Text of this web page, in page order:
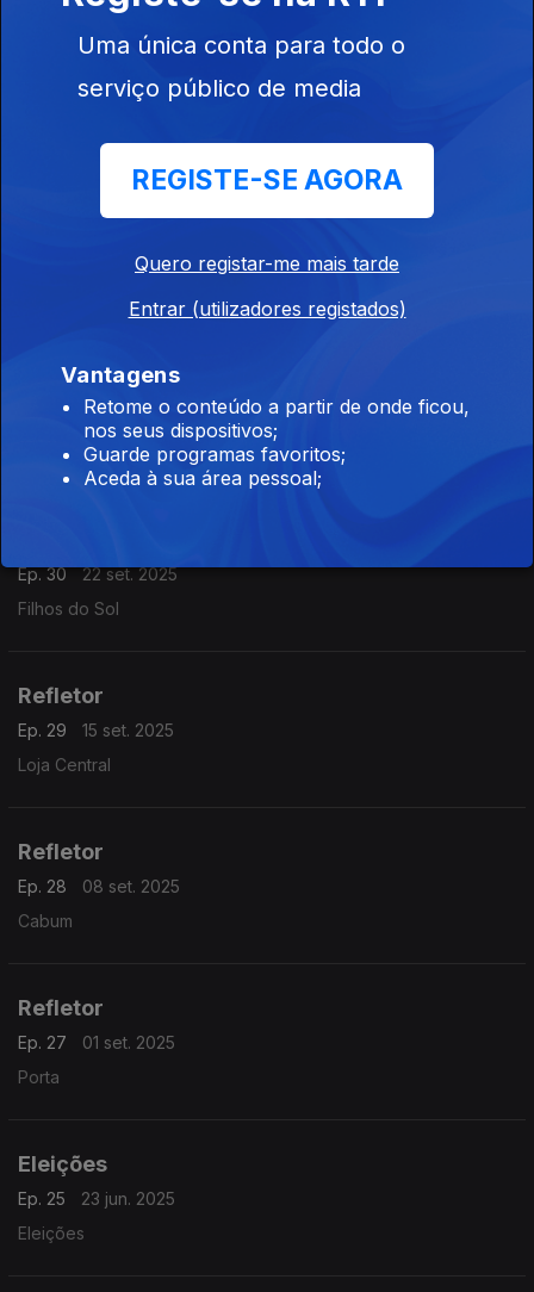
Arquitetos do Agora
Refletor
06 out. 2025
Refletor
29 set. 2025
Mensagem Completa
Ep. 30
22 set. 2025
Filhos do Sol
Refletor
Ep. 29
15 set. 2025
Loja Central
Refletor
Ep. 28
08 set. 2025
Cabum
Refletor
Ep. 27
01 set. 2025
Porta
Eleições
Ep. 25
23 jun. 2025
Eleições
Uma única conta para todo o
serviço público de media
REGISTE-SE AGORA
Quero registar-me mais tarde
Entrar (utilizadores registados)
Vantagens
Retome o conteúdo a partir de onde ficou,
nos seus dispositivos;
Guarde programas favoritos;
Aceda à sua área pessoal;